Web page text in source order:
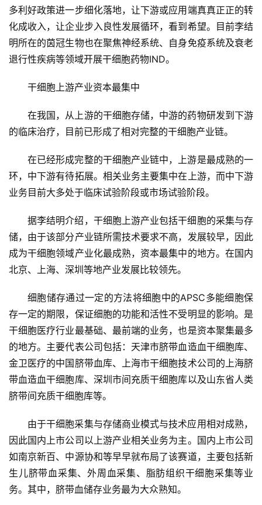
会
展
活
动
于
多利好政策进一步细化落地，让下游或应用端真真正正的转
化成收入，让企业步入良性发展循环，看到希望。目前李结
明所在的茵冠生物也在聚焦神经系统、自身免疫系统及衰老
退行性疾病等领域开展干细胞药物IND。
干细胞上游产业资本最集中
在我国，从上游的干细胞存储，中游的药物研发到下游
的临床治疗，目前已形成了相对完整的干细胞产业链。
在已经形成完整的干细胞产业链中，上游是最成熟的一
环，中下游有待拓展。相关业务主要集中在上游，而中下游
业务目前大多处于临床试验阶段或市场试验阶段。
据李结明介绍，干细胞上游产业包括干细胞的采集与存
储，由于该部分产业链所需技术要求不高，发展较早，因此
成为干细胞领域产业化最成熟，资本最集中的地方。在国内
北京、上海、深圳等地产业发展比较领先。
细胞储存通过一定的方法将细胞中的APSC多能细胞保
存一定的期限，保证细胞的功能和活性不受明显的影响。是
干细胞医疗行业最基础、最前端的业务，也是资本聚集最多
的地方。主要代表公司包括：天津市脐带血造血干细胞库、
金卫医疗的中国脐带血库、上海市干细胞技术公司的上海脐
带血造血干细胞库、深圳市间充质干细胞库以及山东省人类
脐带间充质干细胞库等。
由于干细胞采集与存储商业模式与技术应用相对成熟，
因此国内上市公司以上游产业相关业务为主。国内上市公司
如南京新百、中源协和等早早就布局了该赛道，主要包括新
生儿脐带血采集、外周血采集、脂肪组织干细胞采集等业
务。其中，脐带血储存业务最为大众熟知。